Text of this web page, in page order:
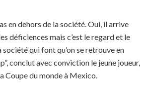
en dehors de la société. Oui, il arrive
déficiences mais c’est le regard et le
qui font qu’on se retrouve en
conclut avec conviction le jeune joueur,
Coupe du monde à Mexico.